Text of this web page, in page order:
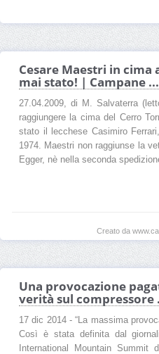
Cesare Maestri in cima
mai stato! | Campane ...
27.04.2009, di M. Salvaterra
raggiungere la cima del Cerro
stato il lecchese Casimiro
1974. Maestri non raggiunse la
Egger, nè nella seconda
Creato da
Una provocazione
verità sul compressore
17 dic 2014 - “La massima
Così è stata definita dal
International Mountain